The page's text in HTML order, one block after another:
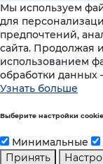
Мы используем
для
предпочтений,
сайта. Продолжая
использованием
обработки
Узнать больше
Выберите настройки cookie
Минимальные
Принять